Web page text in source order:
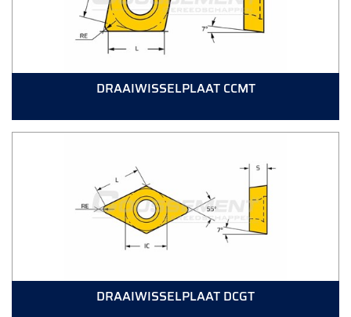
DRAAIWISSELPLAAT CCMT
DRAAIWISSELPLAAT DCGT